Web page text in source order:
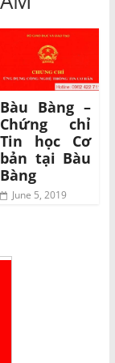
Bàu Bàng –
Chứng chỉ
Tin học Cơ
bản tại Bàu
Bàng
June 5, 2019